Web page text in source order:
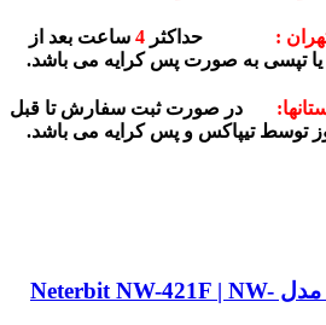
: حداکثر 4 ساعت بعد از
تپسی به صورت پس کرایه می باشد.
در صورت ثبت سفارش تا قبل
توسط تیپاکس و پس کرایه می باشد.
مودم 4G-LTE نتربیت مدل Neterbit NW-421F | NW-